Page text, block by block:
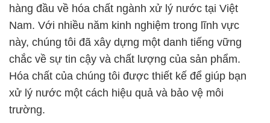
hàng đầu về hóa chất ngành xử lý nước tại Việt
Nam. Với nhiều năm kinh nghiệm trong lĩnh vực
này, chúng tôi đã xây dựng một danh tiếng vững
chắc về sự tin cậy và chất lượng của sản phẩm.
Hóa chất của chúng tôi được thiết kế để giúp bạn
xử lý nước một cách hiệu quả và bảo vệ môi
trường.